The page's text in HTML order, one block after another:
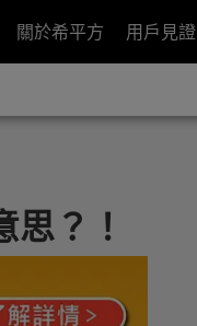
關於希平方 用戶見證
？！